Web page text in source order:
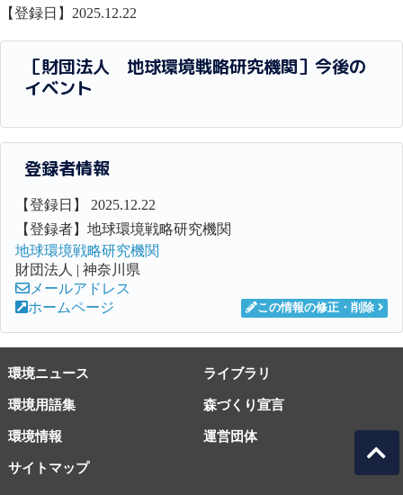
【登録日】2025.12.22
［財団法人 地球環境戦略研究機関］今後の
イベント
登録者情報
【登録日】 2025.12.22
【登録者】地球環境戦略研究機関
地球環境戦略研究機関
財団法人 | 神奈川県
メールアドレス
ホームページ
この情報の修正・削除
環境ニュース ライブラリ
環境用語集 森づくり宣言
環境情報
サイトマップ
運営団体